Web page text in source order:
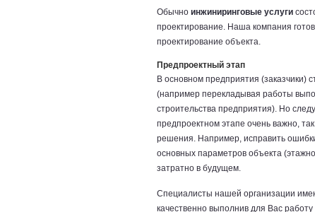
Обычно инжиниринговые услуги
проектирование. Наша компания
проектирование объекта.
Предпроектный этап
В основном предприятия (заказчики)
(например перекладывая работы
строительства предприятия). Но
предпроектном этапе очень важно,
решения. Например, исправить
основных параметров объекта
затратно в будущем.
Специалисты нашей организации
качественно выполнив для Вас